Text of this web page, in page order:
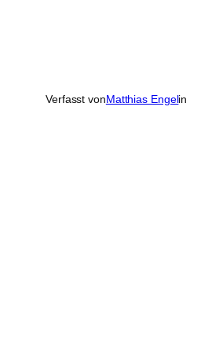
Verfasst vonMatthias Engelin